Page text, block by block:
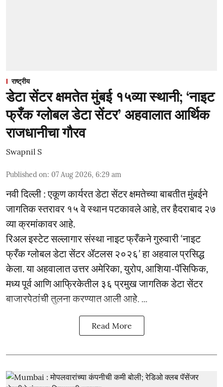
राष्ट्रीय
डेटा सेंटर क्षमतेत मुंबई १५व्या स्थानी; ‘नाइट
फ्रँक ग्लोबल डेटा सेंटर’ अहवालात आर्थिक
राजधानीचा गौरव
Swapnil S
Published on: 07 Aug 2026, 6:29 am
नवी दिल्ली : एकूण कार्यरत डेटा सेंटर क्षमतेच्या बाबतीत मुंबईने
जागतिक स्तरावर १५ वे स्थान पटकावले आहे, तर हैदराबाद २७
व्या क्रमांकावर आहे.
रिअल इस्टेट सल्लागार संस्था नाइट फ्रँकने गुरुवारी ‘नाइट
फ्रँक ग्लोबल डेटा सेंटर ॲटलस २०२६’ हा अहवाल प्रसिद्ध
केला. या अहवालात उत्तर अमेरिका, युरोप, आशिया-पॅसिफिक,
मध्य पूर्व आणि आफ्रिकेतील ३६ प्रमुख जागतिक डेटा सेंटर
बाजारपेठांची तुलना करण्यात आली आहे. ...
Read More